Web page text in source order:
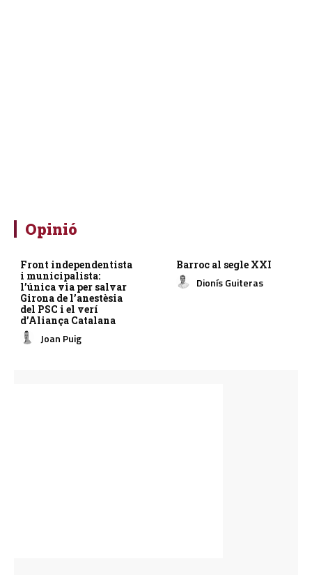
Opinió
Front independentista
i municipalista:
l’única via per salvar
Girona de l’anestèsia
del PSC i el verí
d’Aliança Catalana
Joan Puig
Barroc al segle XXI
Dionís Guiteras